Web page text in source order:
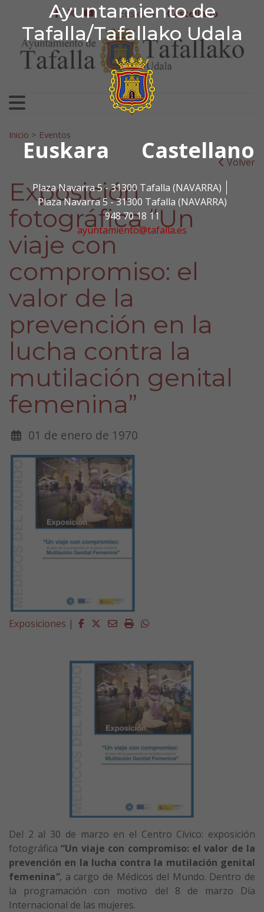
Ayuntamiento de
Tafalla/Tafallako Udala
Euskara Castellano
Plaza Navarra 5 - 31300 Tafalla (NAVARRA)
Plaza Navarra 5 - 31300 Tafalla (NAVARRA)
948 70 18 11
ayuntamiento@tafalla.es
Ir al contenido
Ayuntamiento de
facebook
twitter
youtube
Euskera Castellano
Search for:
Inicio > Eventos
Volver
Exposición
fotográfica “Un
viaje con
compromiso: el
valor de la
prevención en la
lucha contra la
mutilación genital
femenina”
01 de enero de 1970
Exposiciones | Facebook
Twitter
EmailImprimirWhatsapp
Del 2 al 30 de marzo en el Centro Cívico: exposición
fotográfica“Un viaje con compromiso: el valor de la
prevención en la lucha contra la mutilación genital
femenina“, a cargo de Médicos del Mundo. Dentro de
la programación con motivo del 8 de marzo Día
Internacional de las mujeres.